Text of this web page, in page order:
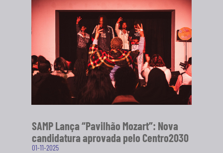
SAMP Lança “Pavilhão Mozart”: Nova
candidatura aprovada pelo Centro2030
01-11-2025